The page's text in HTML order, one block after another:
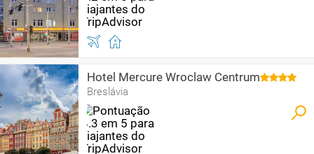
Hotel Mercure Wroclaw Centrum
Breslávia